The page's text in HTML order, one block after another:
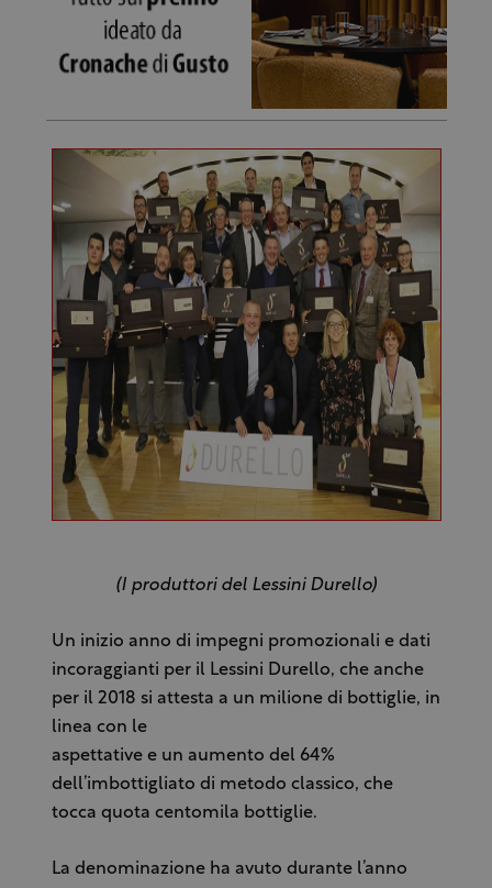
(I produttori del Lessini Durello)
Un inizio anno di impegni promozionali e dati
incoraggianti per il Lessini Durello, che anche
per il 2018 si attesta a un milione di bottiglie, in
linea con le
aspettative e un aumento del 64%
dell’imbottigliato di metodo classico, che
tocca quota centomila bottiglie.
La denominazione ha avuto durante l’anno